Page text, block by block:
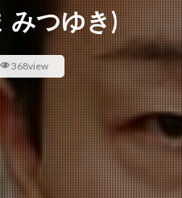
みつゆき)
368view